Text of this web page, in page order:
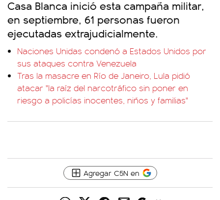
Casa Blanca inició esta campaña militar,
en septiembre, 61 personas fueron
ejecutadas extrajudicialmente.
Naciones Unidas condenó a Estados Unidos por
sus ataques contra Venezuela
Tras la masacre en Río de Janeiro, Lula pidió
atacar "la raíz del narcotráfico sin poner en
riesgo a policías inocentes, niños y familias"
Agregar C5N en